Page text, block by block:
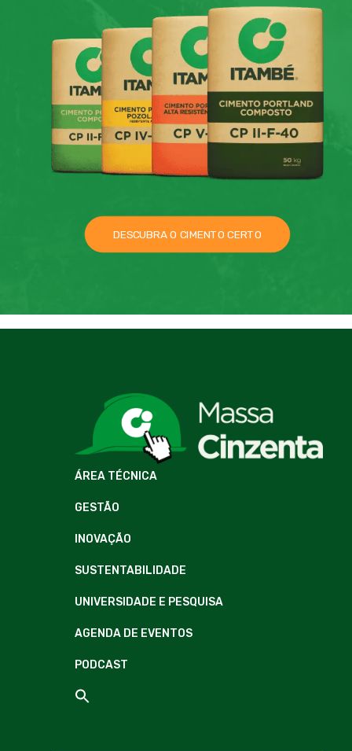
DESCUBRA O CIMENTO CERTO
ÁREA TÉCNICA
GESTÃO
INOVAÇÃO
SUSTENTABILIDADE
UNIVERSIDADE E PESQUISA
AGENDA DE EVENTOS
PODCAST